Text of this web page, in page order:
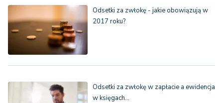
Odsetki za zwłokę - jakie obowiązują w
2017 roku?
Odsetki za zwłokę w zapłacie a ewidencja
w księgach…